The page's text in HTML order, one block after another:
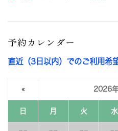
予約カレンダー
直近（3日以内）でのご利用希
« 2026
日 月 火 水